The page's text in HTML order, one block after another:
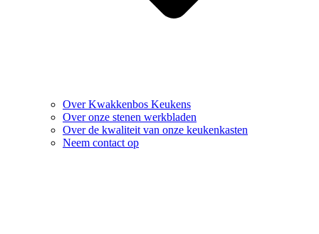
Over Kwakkenbos Keukens
Over onze stenen werkbladen
Over de kwaliteit van onze keukenkasten
Neem contact op